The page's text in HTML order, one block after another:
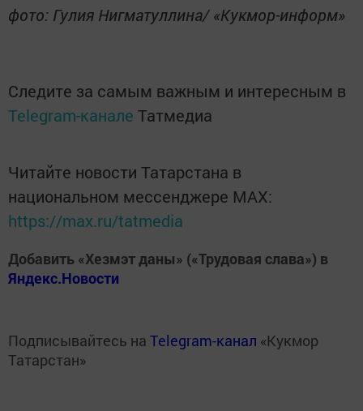
фото: Гулия Нигматуллина/ «Кукмор-информ»
Следите за самым важным и интересным в
Telegram-канале Татмедиа
Читайте новости Татарстана в
национальном мессенджере MАХ:
https://max.ru/tatmedia
Добавить «Хезмэт даны» («Трудовая слава») в
Яндекс.Новости
Подписывайтесь на Telegram-канал «Кукмор
Татарстан»